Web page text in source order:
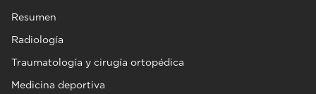
Resumen
Radiología
Traumatología y cirugía ortopédica
Medicina deportiva